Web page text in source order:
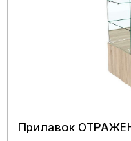
Прилавок